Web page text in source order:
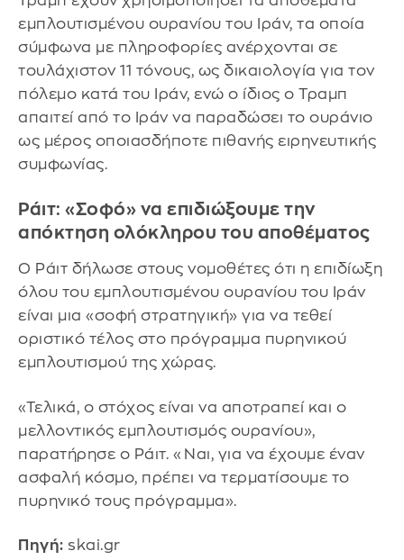
εμπλουτισμένου ουρανίου του Ιράν, τα οποία
σύμφωνα με πληροφορίες ανέρχονται σε
τουλάχιστον 11 τόνους, ως δικαιολογία για τον
πόλεμο κατά του Ιράν, ενώ ο ίδιος ο Τραμπ
απαιτεί από το Ιράν να παραδώσει το ουράνιο
ως μέρος οποιασδήποτε πιθανής ειρηνευτικής
συμφωνίας.
Ράιτ: «Σοφό» να επιδιώξουμε την
απόκτηση ολόκληρου του αποθέματος
Ο Ράιτ δήλωσε στους νομοθέτες ότι η επιδίωξη
όλου του εμπλουτισμένου ουρανίου του Ιράν
είναι μια «σοφή στρατηγική» για να τεθεί
οριστικό τέλος στο πρόγραμμα πυρηνικού
εμπλουτισμού της χώρας.
«Τελικά, ο στόχος είναι να αποτραπεί και ο
μελλοντικός εμπλουτισμός ουρανίου»,
παρατήρησε ο Ράιτ. «Ναι, για να έχουμε έναν
ασφαλή κόσμο, πρέπει να τερματίσουμε το
πυρηνικό τους πρόγραμμα».
Πηγή: skai.gr